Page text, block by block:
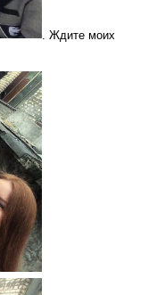
. Ждите моих